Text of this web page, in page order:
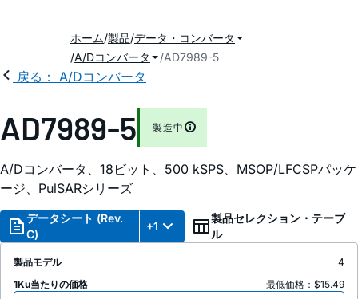
ホーム 製品 データ・コンバータ
A/Dコンバータ
AD7989-5
戻る： A/Dコンバータ
AD7989-5 製造中
A/Dコンバータ、18ビット、500 kSPS、MSOP/LFCSPパッケ
ージ、PulSARシリーズ
データシート (Rev.
C)
+1
製品セレクション・テーブ
ル
製品モデル
4
1Ku当たりの価格
最低価格：$15.49